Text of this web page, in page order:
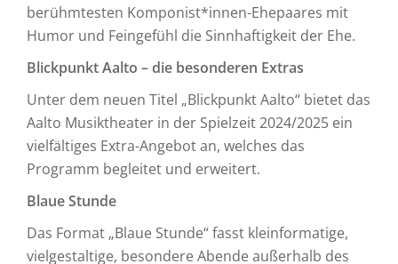
berühmtesten Komponist*innen-Ehepaares mit
Humor und Feingefühl die Sinnhaftigkeit der Ehe.
Blickpunkt Aalto – die besonderen Extras
Unter dem neuen Titel „Blickpunkt Aalto“ bietet das
Aalto Musiktheater in der Spielzeit 2024/2025 ein
vielfältiges Extra-Angebot an, welches das
Programm begleitet und erweitert.
Blaue Stunde
Das Format „Blaue Stunde“ fasst kleinformatige,
vielgestaltige, besondere Abende außerhalb des